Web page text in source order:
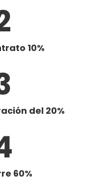
10%
del 20%
60%